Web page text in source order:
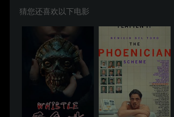
猜您还喜欢以下电影